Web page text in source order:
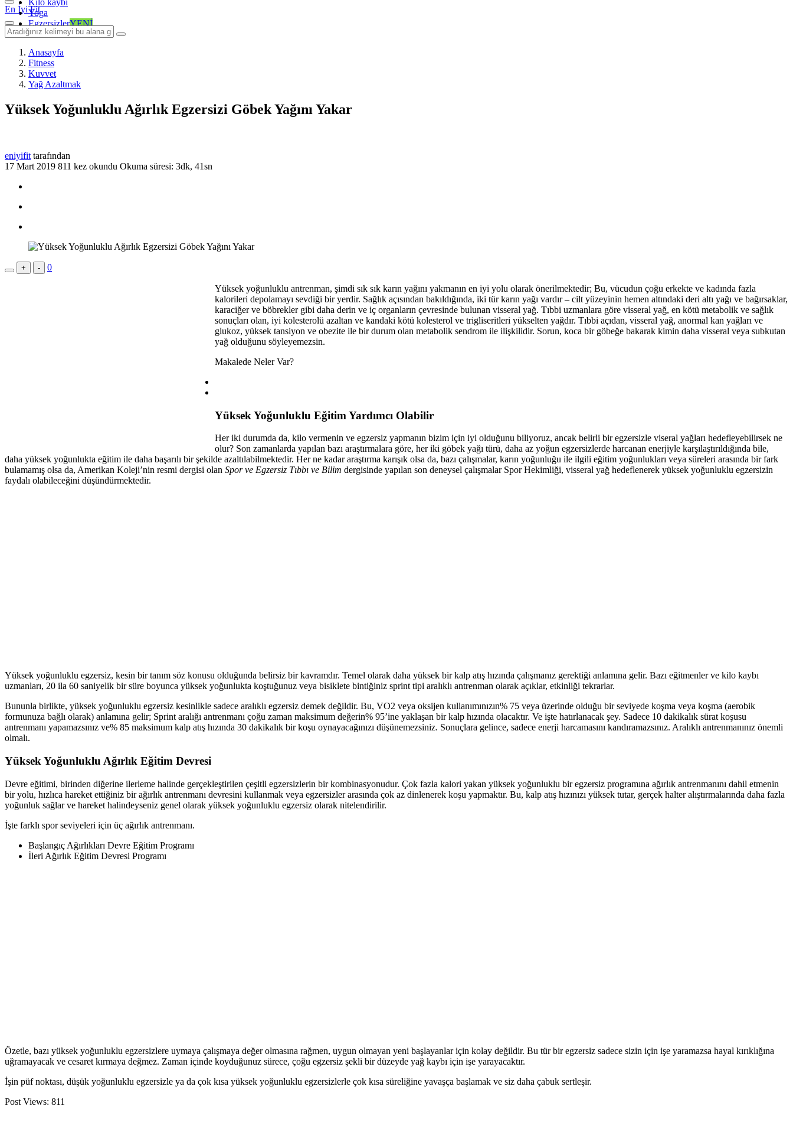
Kilo kaybı
Yoga
EgzersizlerYENİ
En İyi Fit
Anasayfa
Fitness
Kuvvet
Yağ Azaltmak
Yüksek Yoğunluklu Ağırlık Egzersizi Göbek Yağını Yakar
eniyifit tarafından
17 Mart 2019 811 kez okundu Okuma süresi: 3dk, 41sn
+ - 0
Yüksek yoğunluklu antrenman, şimdi sık sık karın yağını yakmanın en iyi yolu olarak önerilmektedir; Bu, vücudun çoğu erkekte ve kadında fazla
kalorileri depolamayı sevdiği bir yerdir. Sağlık açısından bakıldığında, iki tür karın yağı vardır – cilt yüzeyinin hemen altındaki deri altı yağı ve bağırsaklar,
karaciğer ve böbrekler gibi daha derin ve iç organların çevresinde bulunan visseral yağ. Tıbbi uzmanlara göre visseral yağ, en kötü metabolik ve sağlık
sonuçları olan, iyi kolesterolü azaltan ve kandaki kötü kolesterol ve trigliseritleri yükselten yağdır. Tıbbi açıdan, visseral yağ, anormal kan yağları ve
glukoz, yüksek tansiyon ve obezite ile bir durum olan metabolik sendrom ile ilişkilidir. Sorun, koca bir göbeğe bakarak kimin daha visseral veya subkutan
yağ olduğunu söyleyemezsin.
Makalede Neler Var?
Yüksek Yoğunluklu Eğitim Yardımcı Olabilir
Her iki durumda da, kilo vermenin ve egzersiz yapmanın bizim için iyi olduğunu biliyoruz, ancak belirli bir egzersizle viseral yağları hedefleyebilirsek ne
olur? Son zamanlarda yapılan bazı araştırmalara göre, her iki göbek yağı türü, daha az yoğun egzersizlerde harcanan enerjiyle karşılaştırıldığında bile,
daha yüksek yoğunlukta eğitim ile daha başarılı bir şekilde azaltılabilmektedir. Her ne kadar araştırma karışık olsa da, bazı çalışmalar, karın yoğunluğu ile ilgili eğitim yoğunlukları veya süreleri arasında bir fark
bulamamış olsa da, Amerikan Koleji’nin resmi dergisi olan Spor ve Egzersiz Tıbbı ve Bilim dergisinde yapılan son deneysel çalışmalar Spor Hekimliği, visseral yağ hedeflenerek yüksek yoğunluklu egzersizin
faydalı olabileceğini düşündürmektedir.
Yüksek yoğunluklu egzersiz, kesin bir tanım söz konusu olduğunda belirsiz bir kavramdır. Temel olarak daha yüksek bir kalp atış hızında çalışmanız gerektiği anlamına gelir. Bazı eğitmenler ve kilo kaybı
uzmanları, 20 ila 60 saniyelik bir süre boyunca yüksek yoğunlukta koştuğunuz veya bisiklete bintiğiniz sprint tipi aralıklı antrenman olarak açıklar, etkinliği tekrarlar.
Bununla birlikte, yüksek yoğunluklu egzersiz kesinlikle sadece aralıklı egzersiz demek değildir. Bu, VO2 veya oksijen kullanımınızın% 75 veya üzerinde olduğu bir seviyede koşma veya koşma (aerobik
formunuza bağlı olarak) anlamına gelir; Sprint aralığı antrenmanı çoğu zaman maksimum değerin% 95’ine yaklaşan bir kalp hızında olacaktır. Ve işte hatırlanacak şey. Sadece 10 dakikalık sürat koşusu
antrenmanı yapamazsınız ve% 85 maksimum kalp atış hızında 30 dakikalık bir koşu oynayacağınızı düşünemezsiniz. Sonuçlara gelince, sadece enerji harcamasını kandıramazsınız. Aralıklı antrenmanınız önemli
olmalı.
Yüksek Yoğunluklu Ağırlık Eğitim Devresi
Devre eğitimi, birinden diğerine ilerleme halinde gerçekleştirilen çeşitli egzersizlerin bir kombinasyonudur. Çok fazla kalori yakan yüksek yoğunluklu bir egzersiz programına ağırlık antrenmanını dahil etmenin
bir yolu, hızlıca hareket ettiğiniz bir ağırlık antrenmanı devresini kullanmak veya egzersizler arasında çok az dinlenerek koşu yapmaktır. Bu, kalp atış hızınızı yüksek tutar, gerçek halter alıştırmalarında daha fazla
yoğunluk sağlar ve hareket halindeyseniz genel olarak yüksek yoğunluklu egzersiz olarak nitelendirilir.
İşte farklı spor seviyeleri için üç ağırlık antrenmanı.
Başlangıç Ağırlıkları Devre Eğitim Programı
İleri Ağırlık Eğitim Devresi Programı
Özetle, bazı yüksek yoğunluklu egzersizlere uymaya çalışmaya değer olmasına rağmen, uygun olmayan yeni başlayanlar için kolay değildir. Bu tür bir egzersiz sadece sizin için işe yaramazsa hayal kırıklığına
uğramayacak ve cesaret kırmaya değmez. Zaman içinde koyduğunuz sürece, çoğu egzersiz şekli bir düzeyde yağ kaybı için işe yarayacaktır.
İşin püf noktası, düşük yoğunluklu egzersizle ya da çok kısa yüksek yoğunluklu egzersizlerle çok kısa süreliğine yavaşça başlamak ve siz daha çabuk sertleşir.
Post Views: 811